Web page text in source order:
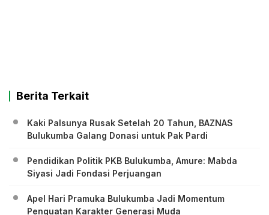
Berita Terkait
Kaki Palsunya Rusak Setelah 20 Tahun, BAZNAS
Bulukumba Galang Donasi untuk Pak Pardi
Pendidikan Politik PKB Bulukumba, Amure: Mabda
Siyasi Jadi Fondasi Perjuangan
Apel Hari Pramuka Bulukumba Jadi Momentum
Penguatan Karakter Generasi Muda